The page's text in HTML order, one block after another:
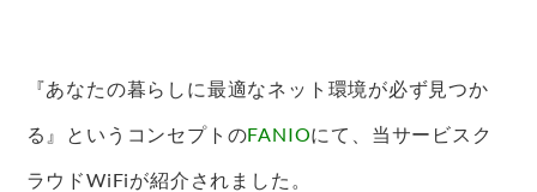
『あなたの暮らしに最適なネット環境が必ず見つか
る』というコンセプトのFANIOにて、当サービスク
ラウドWiFiが紹介されました。